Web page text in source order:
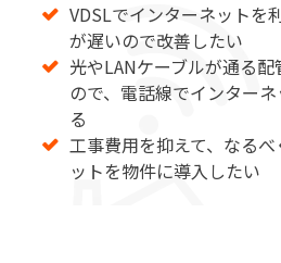
VDSLでインターネットを
が遅いので改善したい
光やLANケーブルが通る
ので、電話線でインター
る
工事費用を抑えて、なる
ットを物件に導入したい